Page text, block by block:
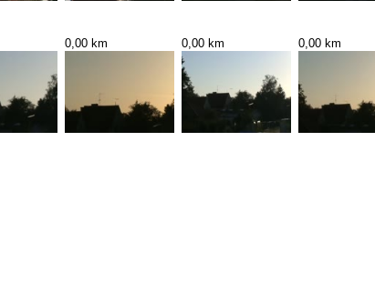
0,00 km 0,00 km 0,00 km